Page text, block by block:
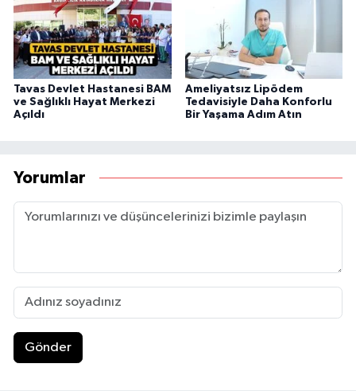
Tavas Devlet Hastanesi BAM
ve Sağlıklı Hayat Merkezi
Açıldı
Ameliyatsız Lipödem
Tedavisiyle Daha Konforlu
Bir Yaşama Adım Atın
Yorumlar
Gönder